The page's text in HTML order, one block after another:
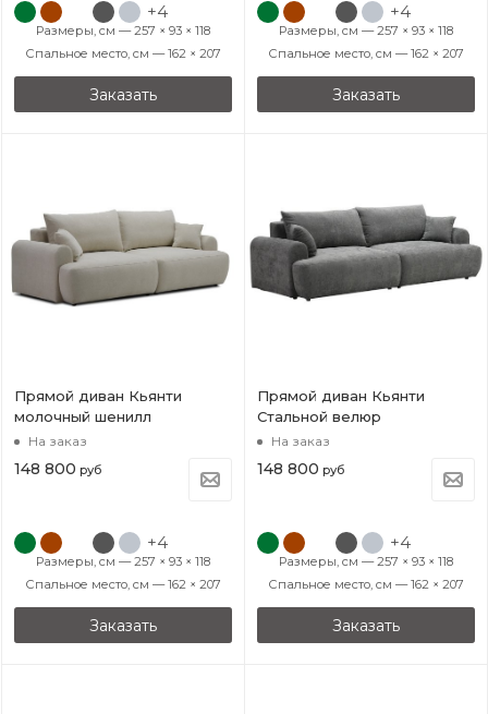
+4
Размеры, см — 257 × 93 × 118
Спальное место, см — 162 × 207
Заказать
+4
Размеры, см — 257 × 93 × 118
Спальное место, см — 162 × 207
Заказать
Прямой диван Кьянти
молочный шенилл
На заказ
148 800 руб
+4
Размеры, см — 257 × 93 × 118
Спальное место, см — 162 × 207
Заказать
Прямой диван Кьянти
Стальной велюр
На заказ
148 800 руб
+4
Размеры, см — 257 × 93 × 118
Спальное место, см — 162 × 207
Заказать